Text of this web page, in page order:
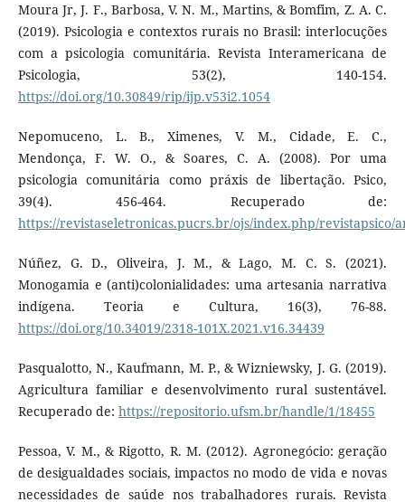
Moura Jr, J. F., Barbosa, V. N. M., Martins, & Bomfim, Z. A. C.
(2019). Psicologia e contextos rurais no Brasil: interlocuções
com a psicologia comunitária. Revista Interamericana de
Psicologia, 53(2), 140-154.
https://doi.org/10.30849/rip/ijp.v53i2.1054
Nepomuceno, L. B., Ximenes, V. M., Cidade, E. C.,
Mendonça, F. W. O., & Soares, C. A. (2008). Por uma
psicologia comunitária como práxis de libertação. Psico,
39(4). 456-464. Recuperado de:
https://revistaseletronicas.pucrs.br/ojs/index.php/revistapsico/
Núñez, G. D., Oliveira, J. M., & Lago, M. C. S. (2021).
Monogamia e (anti)colonialidades: uma artesania narrativa
indígena. Teoria e Cultura, 16(3), 76-88.
https://doi.org/10.34019/2318-101X.2021.v16.34439
Pasqualotto, N., Kaufmann, M. P., & Wizniewsky, J. G. (2019).
Agricultura familiar e desenvolvimento rural sustentável.
Recuperado de: https://repositorio.ufsm.br/handle/1/18455
Pessoa, V. M., & Rigotto, R. M. (2012). Agronegócio: geração
de desigualdades sociais, impactos no modo de vida e novas
necessidades de saúde nos trabalhadores rurais. Revista